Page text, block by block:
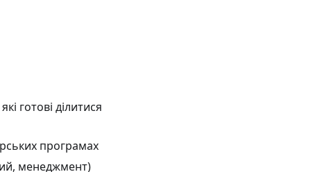
готові ділитися
програмах
менеджмент)